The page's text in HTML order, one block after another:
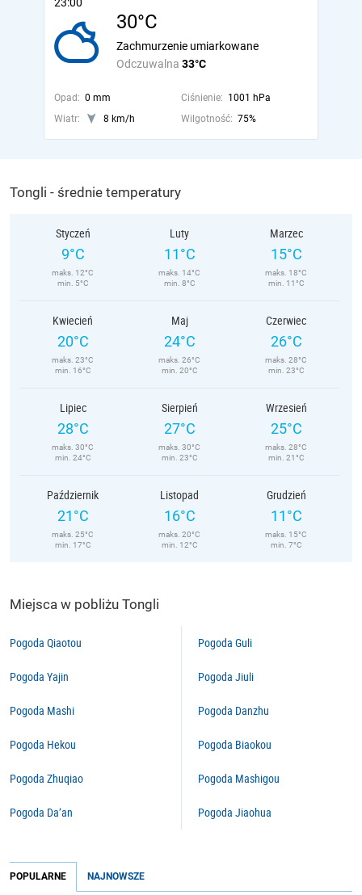
30°C
Odczuwalna 33°C
Zachmurzenie umiarkowane
Opad: 0 mm Ciśnienie: 1001 hPa
Wiatr:
8 km/h Wilgotność: 75%
Tongli - średnie temperatury
Styczeń
9°C
maks. 12°C
min. 5°C
Luty
11°C
maks. 14°C
min. 8°C
Marzec
15°C
maks. 18°C
min. 11°C
Kwiecień
20°C
maks. 23°C
min. 16°C
Maj
24°C
maks. 26°C
min. 20°C
Czerwiec
26°C
maks. 28°C
min. 23°C
Lipiec
28°C
maks. 30°C
min. 24°C
Sierpień
27°C
maks. 30°C
min. 23°C
Wrzesień
25°C
maks. 28°C
min. 21°C
Październik
21°C
maks. 25°C
min. 17°C
Listopad
16°C
maks. 20°C
min. 12°C
Grudzień
11°C
maks. 15°C
min. 7°C
Miejsca w pobliżu Tongli
Pogoda Qiaotou
Pogoda Yajin
Pogoda Mashi
Pogoda Hekou
Pogoda Zhuqiao
Pogoda Da’an
Pogoda Guli
Pogoda Jiuli
Pogoda Danzhu
Pogoda Biaokou
Pogoda Mashigou
Pogoda Jiaohua
POPULARNE NAJNOWSZE